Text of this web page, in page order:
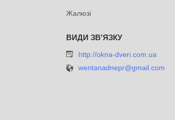
Жалюзі
http://okna-dveri.com.ua
wentanadnepr@gmail.com